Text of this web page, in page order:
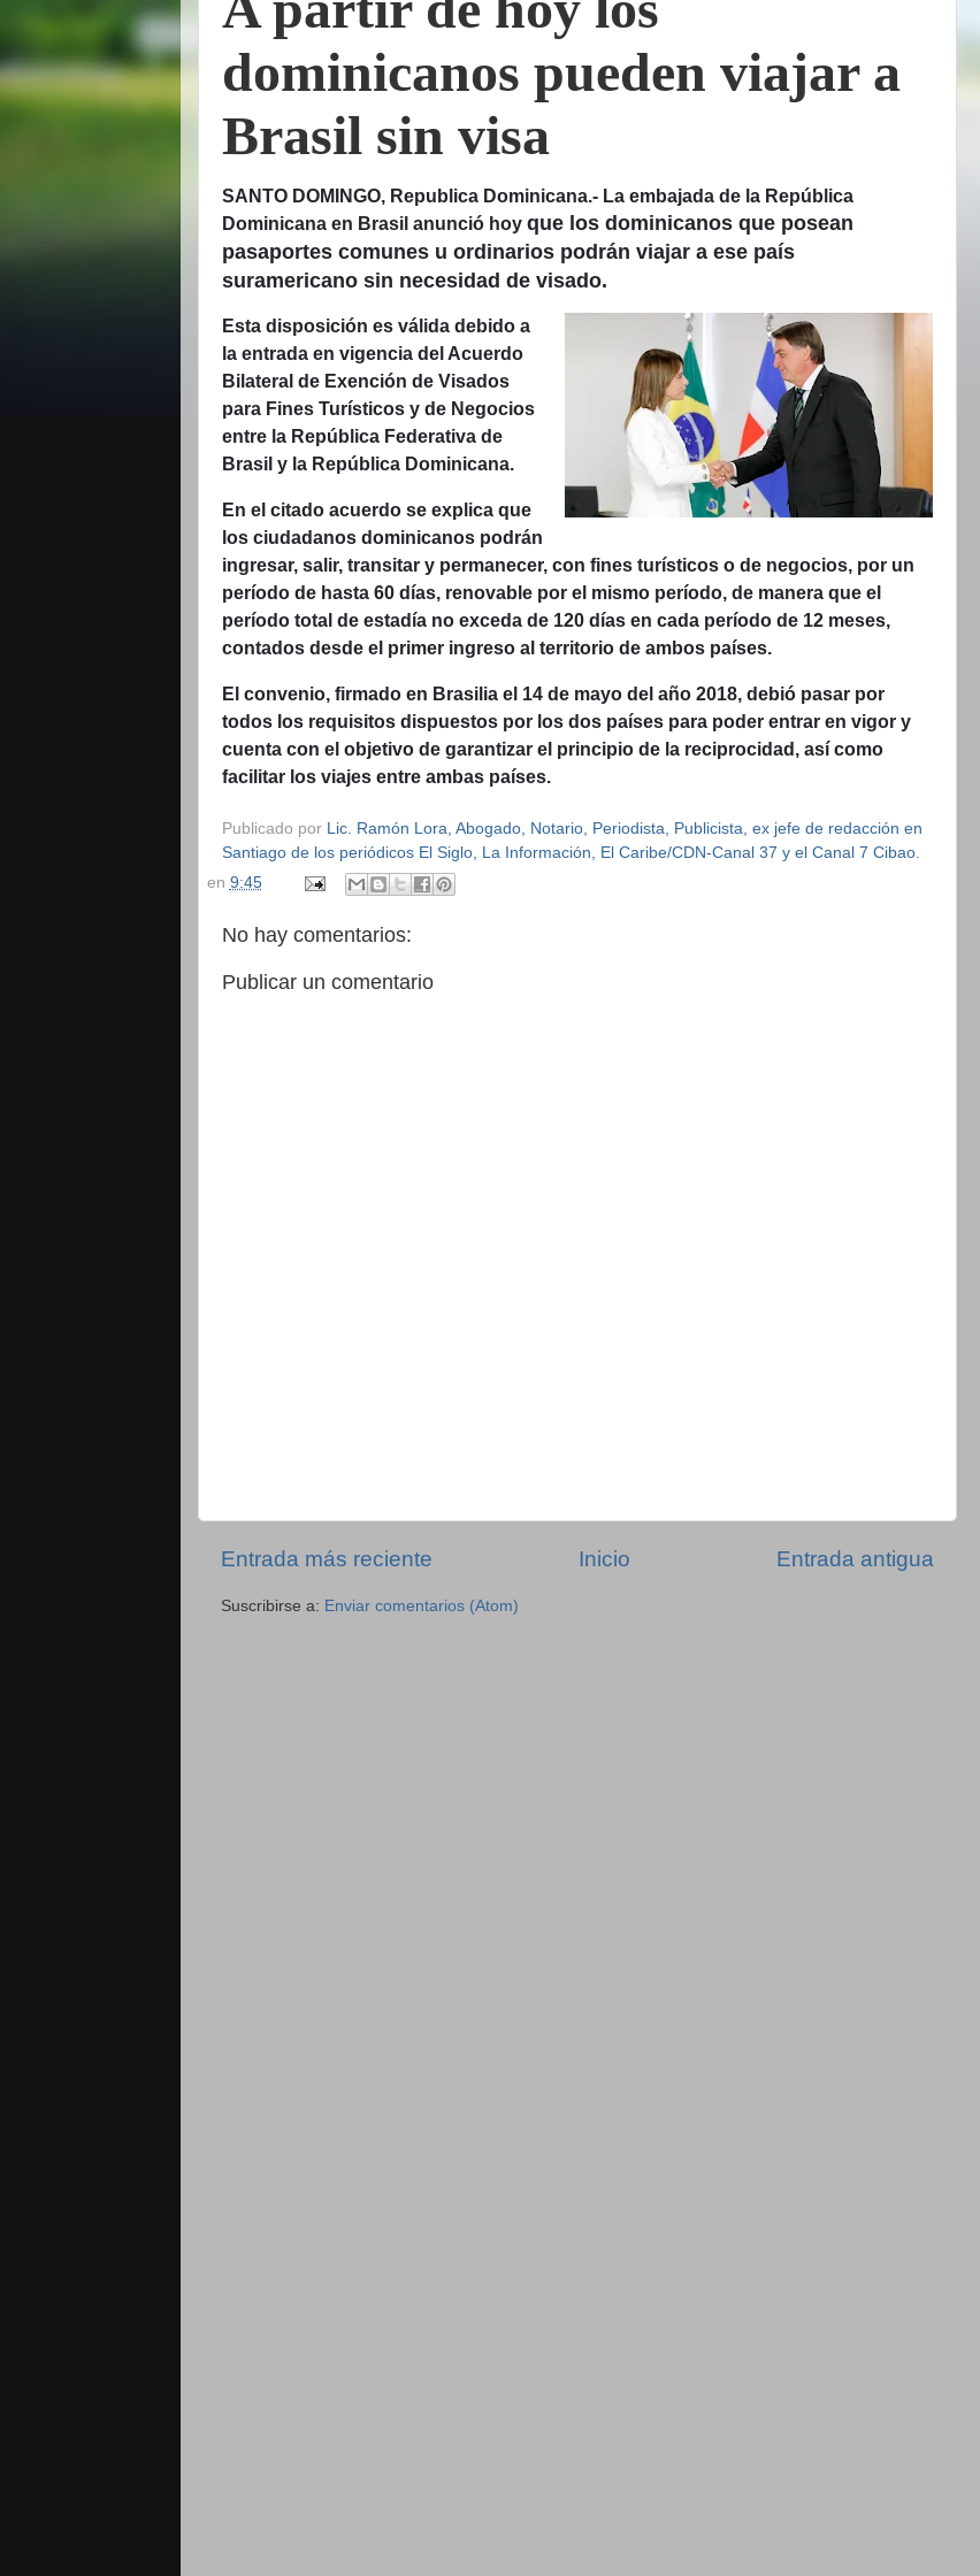
dominicanos pueden viajar a
Brasil sin visa
SANTO DOMINGO, Republica Dominicana.- La embajada de la República
Dominicana en Brasil anunció hoy que los dominicanos que posean
pasaportes comunes u ordinarios podrán viajar a ese país
suramericano sin necesidad de visado.
Esta disposición es válida debido a
la entrada en vigencia del Acuerdo
Bilateral de Exención de Visados
para Fines Turísticos y de Negocios
entre la República Federativa de
Brasil y la República Dominicana.
En el citado acuerdo se explica que
los ciudadanos dominicanos podrán
ingresar, salir, transitar y permanecer, con fines turísticos o de negocios, por un
período de hasta 60 días, renovable por el mismo período, de manera que el
período total de estadía no exceda de 120 días en cada período de 12 meses,
contados desde el primer ingreso al territorio de ambos países.
El convenio, firmado en Brasilia el 14 de mayo del año 2018, debió pasar por
todos los requisitos dispuestos por los dos países para poder entrar en vigor y
cuenta con el objetivo de garantizar el principio de la reciprocidad, así como
facilitar los viajes entre ambas países.
Publicado por Lic. Ramón Lora, Abogado, Notario, Periodista, Publicista, ex jefe de redacción en
Santiago de los periódicos El Siglo, La Información, El Caribe/CDN-Canal 37 y el Canal 7 Cibao.
en 9:45
No hay comentarios:
Publicar un comentario
Entrada más reciente Entrada antigua
Inicio
Suscribirse a: Enviar comentarios (Atom)